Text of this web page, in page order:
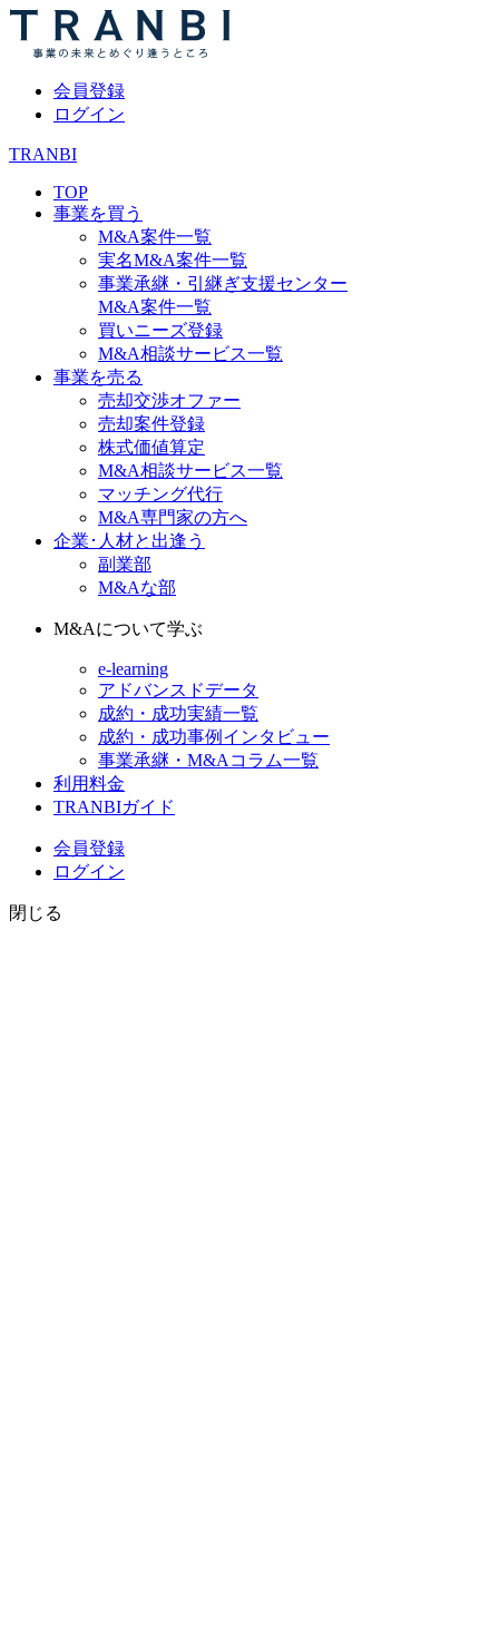
会員登録
ログイン
TRANBI
TOP
事業を買う
M&A案件一覧
実名M&A案件一覧
事業承継・引継ぎ支援センター
M&A案件一覧
買いニーズ登録
M&A相談サービス一覧
事業を売る
売却交渉オファー
売却案件登録
株式価値算定
M&A相談サービス一覧
マッチング代行
M&A専門家の方へ
企業･人材と出逢う
副業部
M&Aな部
M&Aについて学ぶ
e-learning
アドバンスドデータ
成約・成功実績一覧
成約・成功事例インタビュー
事業承継・M&Aコラム一覧
利用料金
TRANBIガイド
会員登録
ログイン
閉じる